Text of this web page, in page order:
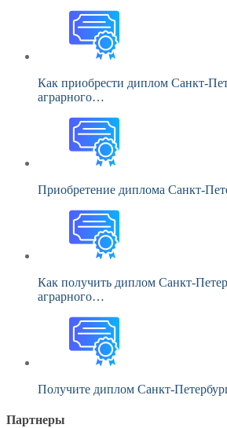
Как приобрести диплом Санкт-
аграрного…
Приобретение диплома Санкт-
Как получить диплом Санкт-
аграрного…
Получите диплом Санкт-
Партнеры